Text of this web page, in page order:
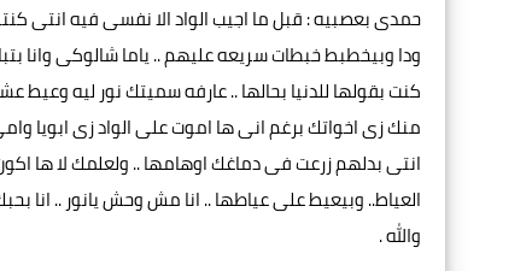
حمدى بعصبيه : قبل ما اجيب الواد الا نفسى فيه انتى
ودا وبيخطبط خبطات سريعه عليهم .. ياما شالوكى وانا
كنت بقولها للدنيا بحالها .. عارفه سميتك نور ليه
منك زى اخواتك برغم انى ها اموت على الواد زى ابويا
انتى بدلهم زرعت فى دماغك اوهامها .. ولعلمك لا ها
العياط.. وبيعيط على عياطها .. انا مش وحش يانور ..
والله .